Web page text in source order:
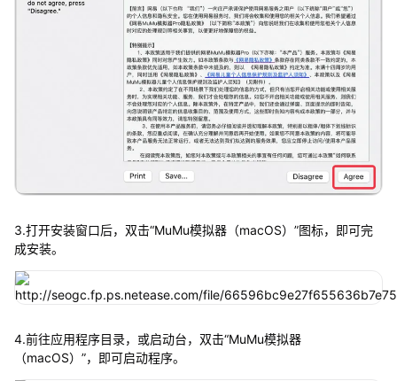
3.打开安装窗口后，双击“MuMu模拟器（macOS）”图标，即可完
成安装。
4.前往应用程序目录，或启动台，双击“MuMu模拟器
（macOS）”，即可启动程序。